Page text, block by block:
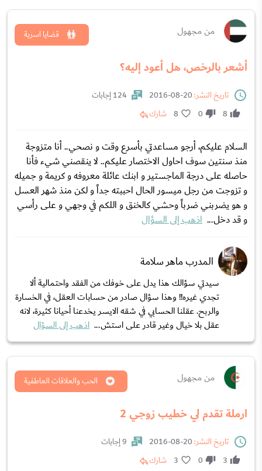
من مجهول
أشعر بالرخص، هل أعود إليه؟
قضايا اسرية
تاريخ النشر:
124 إجابات
8
0
8 شارك
السلام عليكم، أرجو مساعدتي بأسرع وقت و نصحي.. أنا متزوجة
منذ سنتين سوف احاول الاختصار عليكم.. لا ينقصني شيء فأنا
حاصله على درجة الماجستير و ابنك عائلة معروفه و كريمة و جميله
و تزوجت من رجل ميسور الحال احببته جداً و لكن منذ شهر العسل
و هو يضربني ضرباً وحشي كالخنق و اللكم في وجهي و على رأسي
و قد دخل... اذهب إلى السؤال
المدرب ماهر سلامة
سيدتي سؤالك هذا يدل على خوفك من الفقد واحتمالية ألا
تجدي غيره!! وهذا سؤال صادر من حسابات العقل، في الخسارة
والربح. عقلنا الحسابي في شقه الايسر يخدعنا أحيانا كثيرة، لانه
عقل بلا خيال وغير قادر على استش... اذهب إلى السؤال
من مجهول
ارملة تقدم لي خطيب زوجي 2
الحب والعلاقات العاطفية
تاريخ النشر:
9 إجابات
3
0
3 شارك